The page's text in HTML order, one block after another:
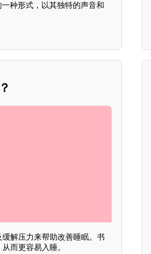
种形式，以其独特的声音和
解压力来帮助改善睡眠。书
而更容易入睡。